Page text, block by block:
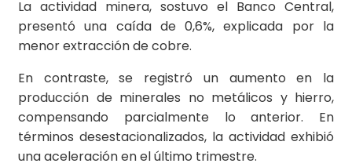
La actividad minera, sostuvo el Banco Central,
presentó una caída de 0,6%, explicada por la
menor extracción de cobre.
En contraste, se registró un aumento en la
producción de minerales no metálicos y hierro,
compensando parcialmente lo anterior. En
términos desestacionalizados, la actividad exhibió
una aceleración en el último trimestre.